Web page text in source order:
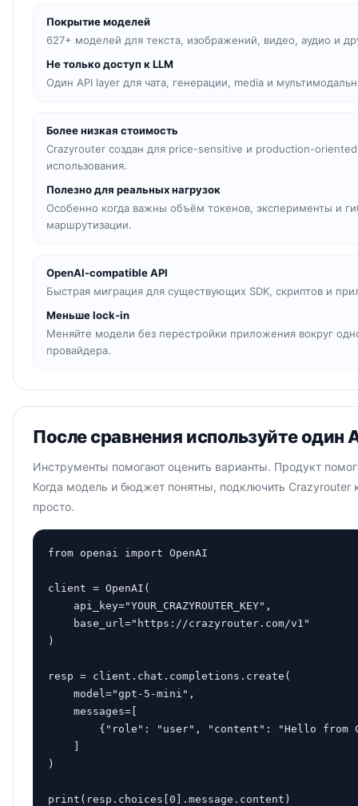
Покрытие моделей
627+ моделей для текста, изображений, видео, аудио и
Не только доступ к LLM
Один API layer для чата, генерации, media и
Более низкая стоимость
Crazyrouter создан для price-sensitive и production-oriented
использования.
Полезно для реальных нагрузок
Особенно когда важны объём токенов, эксперименты и
маршрутизации.
OpenAI-compatible API
Быстрая миграция для существующих SDK, скриптов и
Меньше lock-in
Меняйте модели без перестройки приложения вокруг
провайдера.
После сравнения используйте один
Инструменты помогают оценить варианты. Продукт
Когда модель и бюджет понятны, подключить Crazyrouter
просто.
from openai import OpenAI
client = OpenAI(
    api_key="YOUR_CRAZYROUTER_KEY",
    base_url="https://crazyrouter.com/v1"
)
resp = client.chat.completions.create(
    model="gpt-5-mini",
    messages=[
{"role": "user", "content": "Hello from
)
print(resp.choices[0].message.content)